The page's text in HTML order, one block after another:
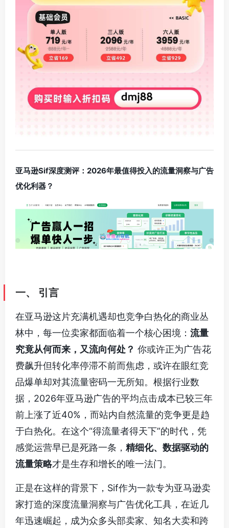
亚马逊Sif深度测评：2026年最值得投入的流量洞察与广告
优化利器？
一、 引言
在亚马逊这片充满机遇却也竞争白热化的商业丛
林中，每一位卖家都面临着一个核心困境： 流量
究竟从何而来，又流向何处？ 你或许正为广告花
费飙升但转化率停滞不前而焦虑，或许在眼红竞
品爆单却对其流量密码一无所知。根据行业数
据，2026年亚马逊广告的平均点击成本已较三年
前上涨了近40%，而站内自然流量的竞争更是趋
于白热化。在这个“得流量者得天下”的时代，凭
感觉运营早已是死路一条， 精细化、数据驱动的
流量策略才是生存和增长的唯一法门。
正是在这样的背景下，Sif作为一款专为亚马逊卖
家打造的深度流量洞察与广告优化工具，在近几
年迅速崛起，成为众多头部卖家、知名大卖和跨